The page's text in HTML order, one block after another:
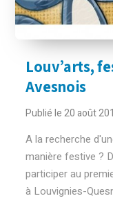
Louv’arts,
Avesnois
Publié le 20 août
A la recherche
manière festive ?
participer au
à Louvignies-